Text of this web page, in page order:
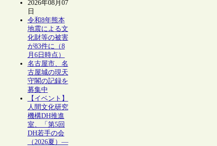
2026年08月07
日
令和8年熊本
地震による文
化財等の被害
が83件に（8
月6日時点）
名古屋市、名
古屋城の現天
守閣の記録を
募集中
【イベント】
人間文化研究
機構DH推進
室、「第5回
DH若手の会
（2026夏）―